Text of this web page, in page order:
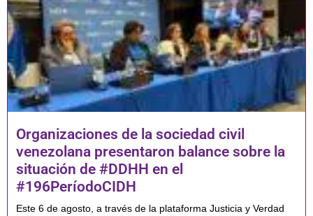
Organizaciones de la sociedad civil
venezolana presentaron balance sobre la
situación de #DDHH en el
#196PeríodoCIDH
Este 6 de agosto, a través de la plataforma Justicia y Verdad